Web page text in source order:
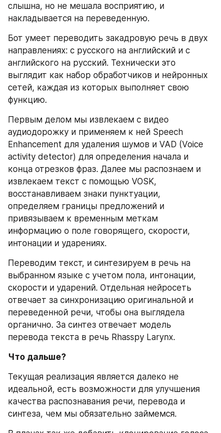
слышна, но не мешала восприятию, и
накладывается на переведенную.
Бот умеет переводить закадровую речь в двух
направлениях: с русского на английский и с
английского на русский. Технически это
выглядит как набор обработчиков и нейронных
сетей, каждая из которых выполняет свою
функцию.
Первым делом мы извлекаем с видео
аудиодорожку и применяем к ней Speech
Enhancement для удаления шумов и VAD (Voice
activity detector) для определения начала и
конца отрезков фраз. Далее мы распознаем и
извлекаем текст с помощью VOSK,
восстанавливаем знаки пунктуации,
определяем границы предложений и
привязываем к временным меткам
информацию о поле говорящего, скорости,
интонации и ударениях.
Переводим текст, и синтезируем в речь на
выбранном языке с учетом пола, интонации,
скорости и ударений. Отдельная нейросеть
отвечает за синхронизацию оригинальной и
переведенной речи, чтобы она выглядела
органично. За синтез отвечает модель
перевода текста в речь Rhasspy Larynx.
Что дальше?
Текущая реализация является далеко не
идеальной, есть возможности для улучшения
качества распознавания речи, перевода и
синтеза, чем мы обязательно займемся.